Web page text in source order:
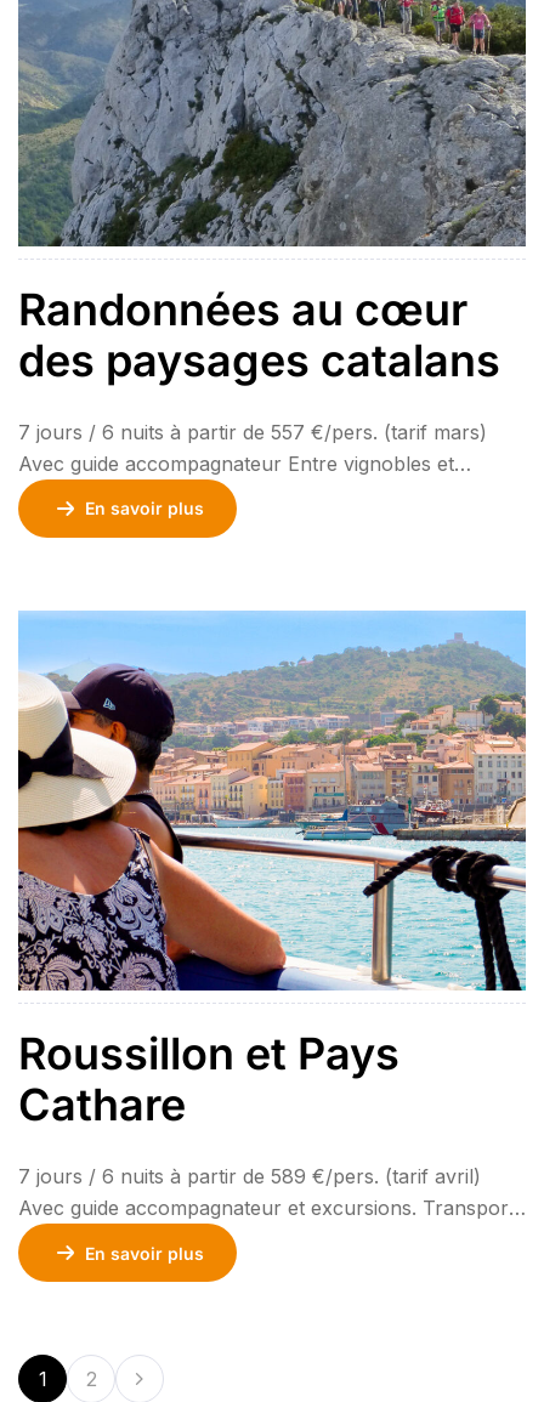
Randonnées au cœur
des paysages catalans
7 jours / 6 nuits à partir de 557 €/pers. (tarif mars)
Avec guide accompagnateur Entre vignobles et
montagnes, grimpez jusqu’à la Torre del Far, offrant
une vue imprenable sur la vallée. Marchez sur les
ouvre ses portes entre mer […]
En savoir plus
Roussillon et Pays
Cathare
7 jours / 6 nuits à partir de 589 €/pers. (tarif avril)
Avec guide accompagnateur et excursions. Transport
en option. Le musée de la préhistoire, Collioure, le
train jaune de Cerdagne et le Palais des Rois de
incontournables. Du côté espagnol, […]
En savoir plus
1 2